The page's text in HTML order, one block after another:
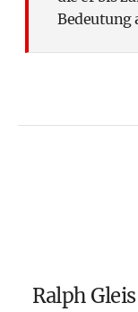
Bedeutung
Ralph